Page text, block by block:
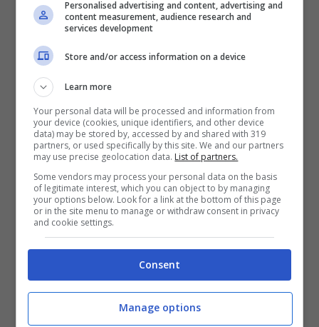
Emblematico e esilarante, anche se a
discolpa dei malcapitati possiamo addurre
una certa confusione e agitazione per essere
sotto l’occhio della telecamera. Di certo con i
duesmartphonein mano ci si sarebbe
potuto aspettare almeno un dubbio
quantomeno sulle dimensioni che sono
chiaramente differenti. D’altra parte l’altezza
Personalised advertising and content, advertising and
content measurement, audience research and
services development
Store and/or access information on a device
Learn more
Your personal data will be processed and information from
your device (cookies, unique identifiers, and other device
data) may be stored by, accessed by and shared with 319
partners, or used specifically by this site. We and our partners
may use precise geolocation data. List of partners.
Some vendors may process your personal data on the basis
of legitimate interest, which you can object to by managing
your options below. Look for a link at the bottom of this page
or in the site menu to manage or withdraw consent in privacy
and cookie settings.
Consent
Manage options